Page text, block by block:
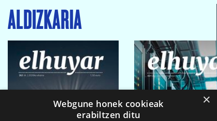
ALDIZKARIA
×
Webgune honek cookieak
erabiltzen ditu